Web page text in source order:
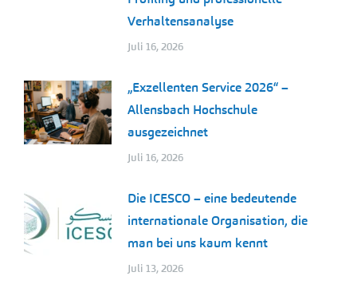
Verhaltensanalyse
Juli 16, 2026
„Exzellenten Service 2026“ –
Allensbach Hochschule
ausgezeichnet
Juli 16, 2026
Die ICESCO – eine bedeutende
internationale Organisation, die
man bei uns kaum kennt
Juli 13, 2026